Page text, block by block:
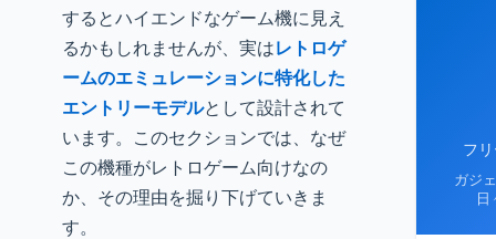
するとハイエンドなゲーム機に見え
るかもしれませんが、実はレトロゲ
ームのエミュレーションに特化した
エントリーモデルとして設計されて
います。このセクションでは、なぜ
この機種がレトロゲーム向けなの
か、その理由を掘り下げていきま
す。
フ
ガジ
日